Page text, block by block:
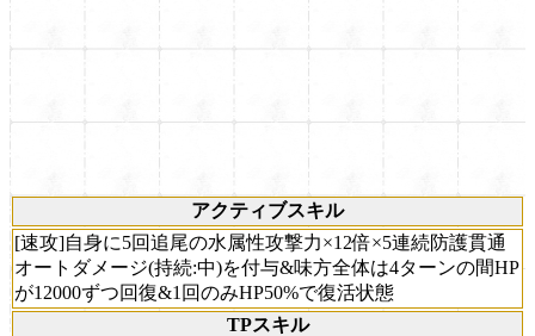
アクティブスキル
[速攻]自身に5回追尾の水属性攻撃力×12倍×5連続防護貫通
オートダメージ(持続:中)を付与&味方全体は4ターンの間HP
が12000ずつ回復&1回のみHP50%で復活状態
TPスキル